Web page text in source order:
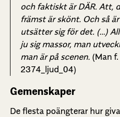
och faktiskt är DÄR. Att,
främst är skönt. Och så
utsätter sig för det. (…)
ju sig massor, man
man är på scenen. (Man
2374_ljud_04)
Gemenskaper
De flesta poängterar hur